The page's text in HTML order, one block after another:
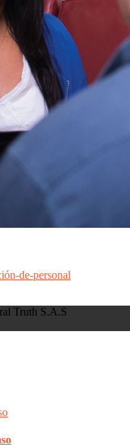
Truth S.A.S